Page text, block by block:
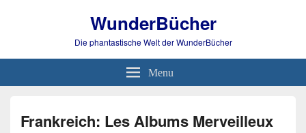
WunderBücher
Die phantastische Welt der WunderBücher
Menu
Frankreich: Les Albums Merveilleux